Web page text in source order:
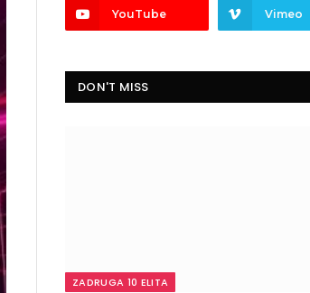
YouTube Vimeo
DON'T MISS
ZADRUGA 10 ELITA